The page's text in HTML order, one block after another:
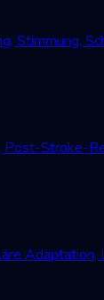
Stimmung,
Stroke-
Adaptation,